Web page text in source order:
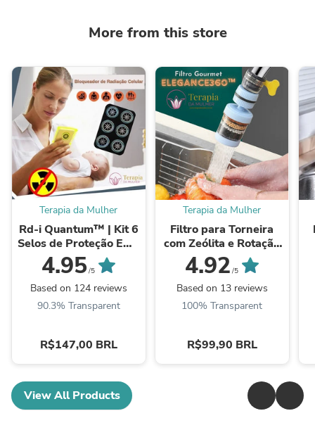
More from this store
Terapia da Mulher
Rd-i Quantum™ | Kit 6
Selos de Proteção EMF
para Celular
4.95/5
Based on 124 reviews
90.3% Transparent
R$147,00 BRL
Terapia da Mulher
Filtro para Torneira
com Zeólita e Rotação
360° | Purificação
Premium -
Elegance360™
4.92 /5
Based on 13 reviews
100% Transparent
R$99,90 BRL
View All Products